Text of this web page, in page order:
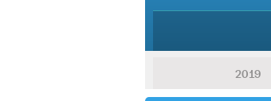
2019